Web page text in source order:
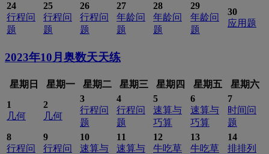
24
行程问
题
25
行程问
题
26
行程问
题
27
年龄问
题
28
年龄问
题
29
年龄问
题
30
应用题
2023年10月 奥数天天练
星期日 星期一 星期二 星期三 星期四 星期五
星期六
1
几何
2
几何
3
行程问
题
4
行程问
题
5
速算与
巧算
6
速算与
巧算
7
时间问
题
8
行程问
9
行程问
10
速算与
11
速算与
12
牛吃草
13
牛吃草
14
排排列